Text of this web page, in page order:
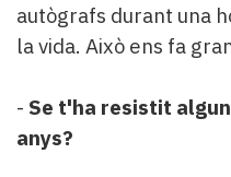
autògrafs durant una
la vida. Això ens fa
- Se t'ha resistit
anys?